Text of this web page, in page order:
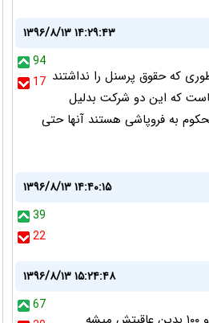
۱۳۹۶/۸/۱۳ ۱۴:۲۹:۴۳
94
17 کامل رسیدند بطوری که حقوق پرسنل را نداشتند
که این دو شرکت بدلیل
به فروپاشی هستند آنها حتی
۱۳۹۶/۸/۱۳ ۱۴:۴۰:۱۵
39
22
۱۳۹۶/۸/۱۳ ۱۵:۲۴:۴۸
67